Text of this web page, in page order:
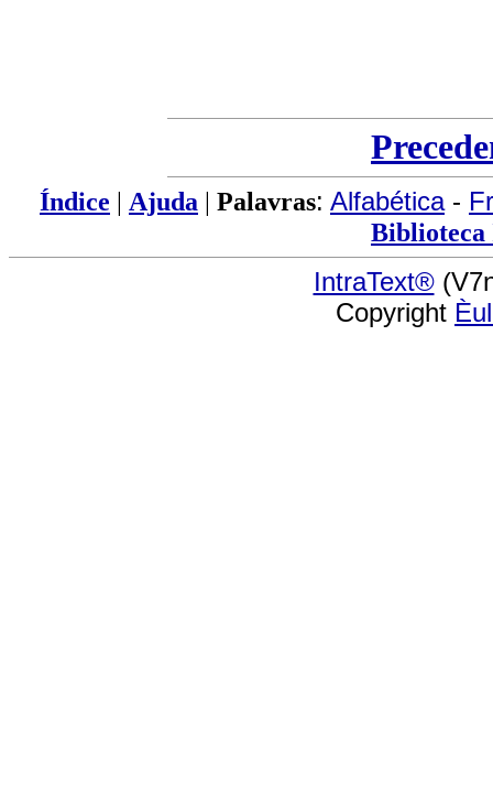
Índice | Ajuda | Palavras: Alfabética-
IntraText®
Copyright